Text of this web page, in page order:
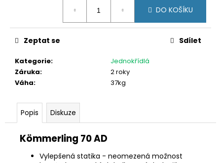
DO KOŠÍKU
Kategorie:
Jednokřídlá
Záruka:
2 roky
Váha: 37kg
Zeptat se Sdílet
Popis Diskuze
Kömmerling 70 AD
Vylepšená statika - neomezená možnost
7
700